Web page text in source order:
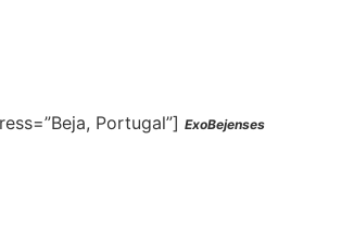
Portugal”] ExoBejenses